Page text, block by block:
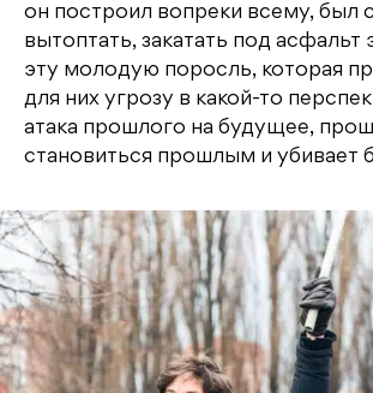
он построил вопреки всему, был
вытоптать, закатать под асфальт
эту молодую поросль, которая
для них угрозу в какой-то
атака прошлого на будущее,
становиться прошлым и убивает